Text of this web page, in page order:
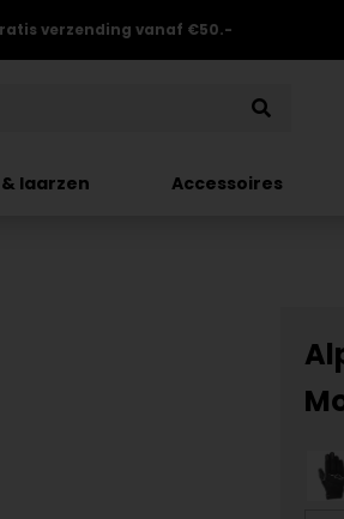
verzending vanaf €50.-
laarzen Accessoires